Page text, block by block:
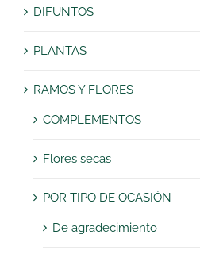
DIFUNTOS
PLANTAS
RAMOS Y FLORES
COMPLEMENTOS
Flores secas
POR TIPO DE OCASIÓN
De agradecimiento